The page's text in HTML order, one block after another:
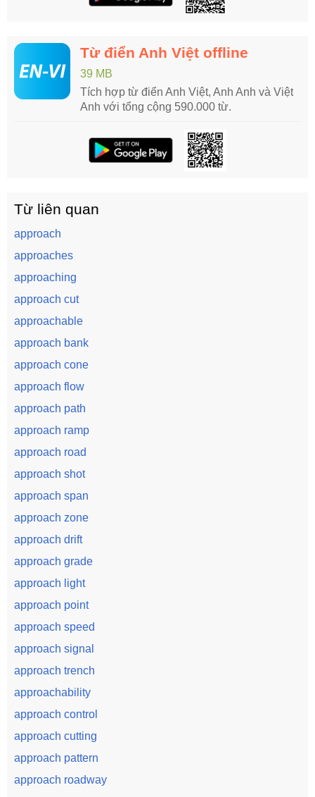
Từ điển Anh Việt offline
39 MB
Tích hợp từ điển Anh Việt, Anh Anh và Việt
Anh với tổng cộng 590.000 từ.
Từ liên quan
approach
approaches
approaching
approach cut
approachable
approach bank
approach cone
approach flow
approach path
approach ramp
approach road
approach shot
approach span
approach zone
approach drift
approach grade
approach light
approach point
approach speed
approach signal
approach trench
approachability
approach control
approach cutting
approach pattern
approach roadway